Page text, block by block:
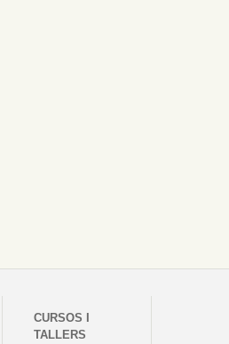
CURSOS I
TALLERS